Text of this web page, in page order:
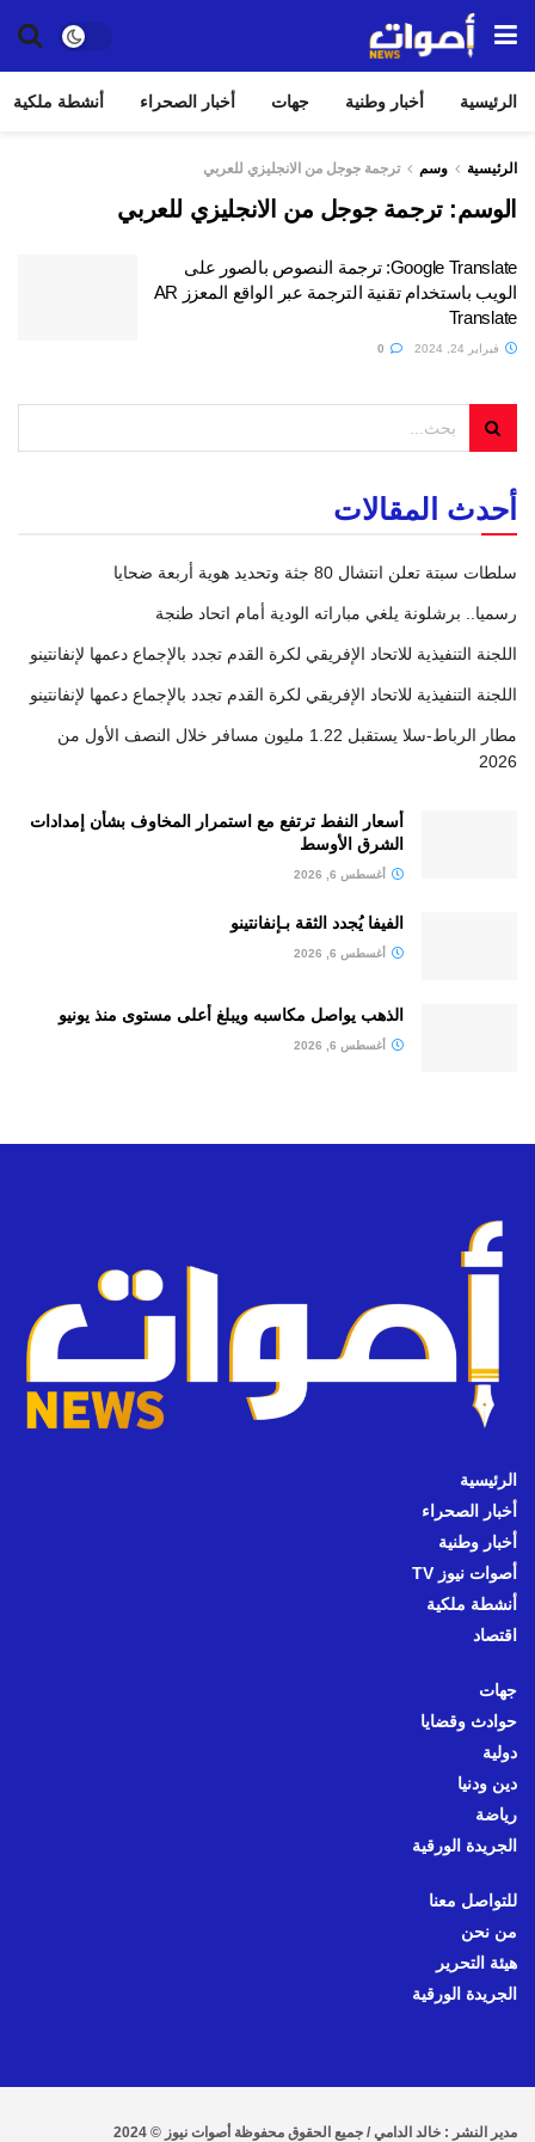
الرئيسية أخبار وطنية جهات أخبار الصحراء أنشطة ملكية
الرئيسية وسم ترجمة جوجل من الانجليزي للعربي
الوسم:ترجمة جوجل من الانجليزي للعربي
Google Translate: ترجمة النصوص بالصور على
الويب باستخدام تقنية الترجمة عبر الواقع المعزز AR
Translate
فبراير 24, 2024
أحدث المقالات
سلطات سبتة تعلن انتشال 80 جثة وتحديد هوية أربعة ضحايا
رسميا.. برشلونة يلغي مباراته الودية أمام اتحاد طنجة
اللجنة التنفيذية للاتحاد الإفريقي لكرة القدم تجدد بالإجماع دعمها لإنفانتينو
اللجنة التنفيذية للاتحاد الإفريقي لكرة القدم تجدد بالإجماع دعمها لإنفانتينو
مطار الرباط-سلا يستقبل 1.22 مليون مسافر خلال النصف الأول من
2026
أسعار النفط ترتفع مع استمرار المخاوف بشأن إمدادات
الشرق الأوسط
أغسطس 6, 2026
الفيفا يُجدد الثقة بـإنفانتينو
أغسطس 6, 2026
الذهب يواصل مكاسبه ويبلغ أعلى مستوى منذ يونيو
أغسطس 6, 2026
الرئيسية
أخبار الصحراء
أخبار وطنية
أصوات نيوز TV
أنشطة ملكية
اقتصاد
جهات
حوادث وقضايا
دولية
دين ودنيا
رياضة
الجريدة الورقية
للتواصل معنا
من نحن
هيئة التحرير
الجريدة الورقية
مدير النشر : خالد الدامي / جميع الحقوق محفوظة أصوات نيوز © 2024